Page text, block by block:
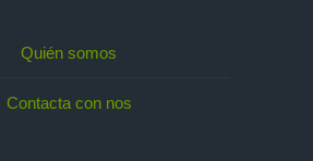
Quién somos
Contacta con nos